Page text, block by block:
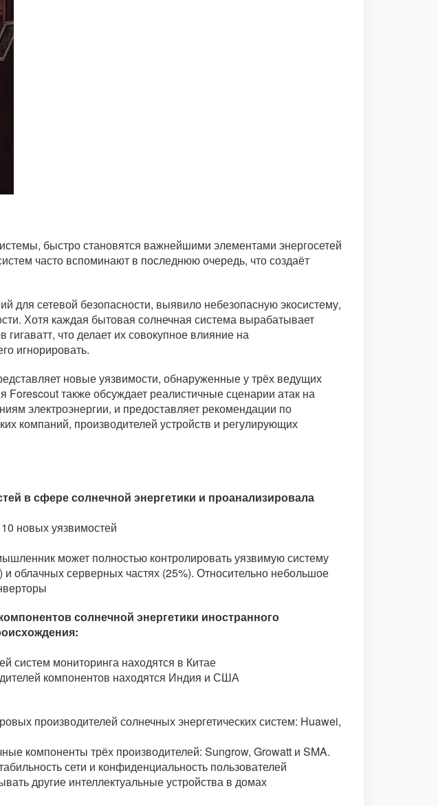
быстро становятся важнейшими элементами энергосетей
часто вспоминают в последнюю очередь, что создаёт
сетевой безопасности, выявило небезопасную экосистему,
Хотя каждая бытовая солнечная система вырабатывает
что делает их совокупное влияние на
игнорировать.
новые уязвимости, обнаруженные у трёх ведущих
также обсуждает реалистичные сценарии атак на
электроэнергии, и предоставляет рекомендации по
компаний, производителей устройств и регулирующих
в сфере солнечной энергетики и проанализировала
новых уязвимостей
может полностью контролировать уязвимую систему
облачных серверных частях (25%). Относительно небольшое
солнечной энергетики иностранного
систем мониторинга находятся в Китае
компонентов находятся Индия и США
производителей солнечных энергетических систем: Huawei,
компоненты трёх производителей: Sungrow, Growatt и SMA.
сети и конфиденциальность пользователей
другие интеллектуальные устройства в домах